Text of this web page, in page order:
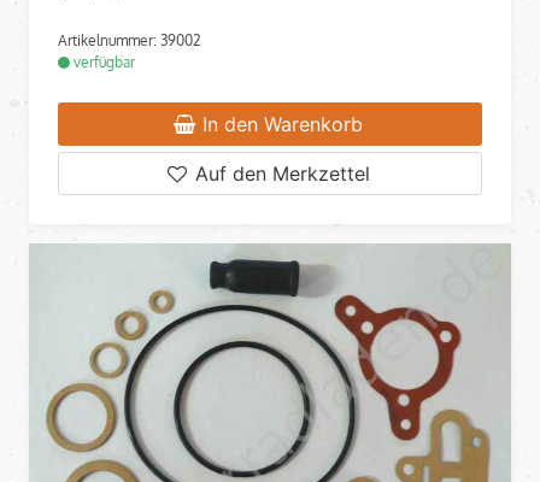
Artikelnummer: 39002
verfügbar
In den Warenkorb
Auf den Merkzettel